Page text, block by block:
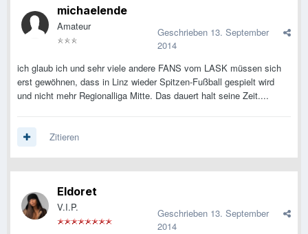
michaelende
Amateur Geschrieben 13. September
2014
ich glaub ich und sehr viele andere FANS vom LASK müssen sich
erst gewöhnen, dass in Linz wieder Spitzen-Fußball gespielt wird
und nicht mehr Regionalliga Mitte. Das dauert halt seine Zeit....
Zitieren
Eldoret
V.I.P. Geschrieben 13. September
2014